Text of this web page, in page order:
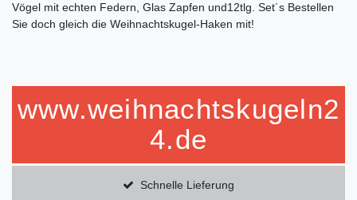
Vögel mit echten Federn, Glas Zapfen und12tlg. Set´s Bestellen
Sie doch gleich die Weihnachtskugel-Haken mit!
www.weihnachtskugeln2
4.de
Schnelle Lieferung